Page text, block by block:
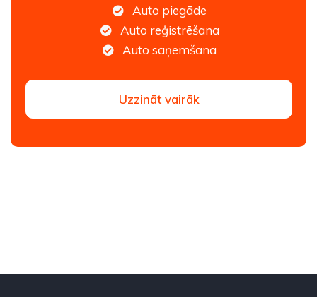
Auto piegāde
Auto reģistrēšana
Auto saņemšana
Uzzināt vairāk